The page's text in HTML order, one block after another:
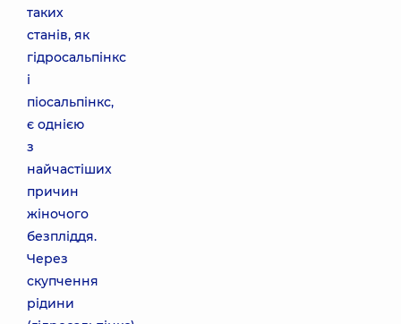
таких
станів, як
гідросальпінкс
і
піосальпінкс,
є однією
з
найчастіших
причин
жіночого
безпліддя.
Через
скупчення
рідини